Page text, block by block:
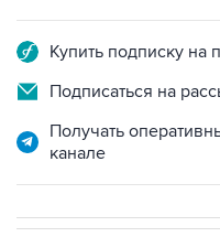
Купить подписку на
Подписаться на
Получать
канале